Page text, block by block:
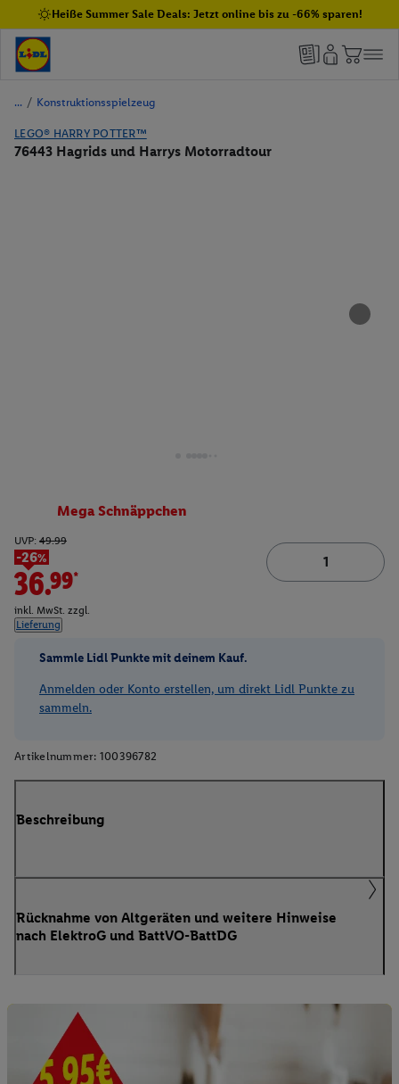
Heiße Summer Sale Deals: Jetzt online bis zu -66% sparen!
/ Konstruktionsspielzeug
LEGO® HARRY POTTER™
76443 Hagrids und Harrys Motorradtour
Mega Schnäppchen
UVP: 49.99
-26%
36.99*
inkl. MwSt. zzgl.
Lieferung
Sammle Lidl Punkte mit deinem Kauf.
Anmelden oder Konto erstellen, um direkt Lidl Punkte zu
sammeln.
Artikelnummer: 100396782
Beschreibung
Rücknahme von Altgeräten und weitere Hinweise
nach ElektroG und BattVO-BattDG